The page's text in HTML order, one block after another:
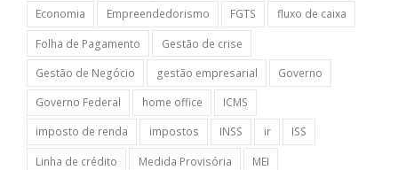
Economia
Empreendedorismo FGTS
fluxo de caixa
Folha de Pagamento
Gestão de crise
Gestão de Negócio
gestão empresarial
Governo
Governo Federal
home office
ICMS
imposto de renda
impostos INSS ir
ISS
Linha de crédito
Medida Provisória
MEI